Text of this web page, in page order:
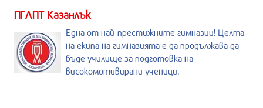
ПГЛПТ Казанлък
Една от най-престижните гимназии! Целта
на екипа на гимназията е да продължава да
бъде училище за подготовка на
високомотивирани ученици.